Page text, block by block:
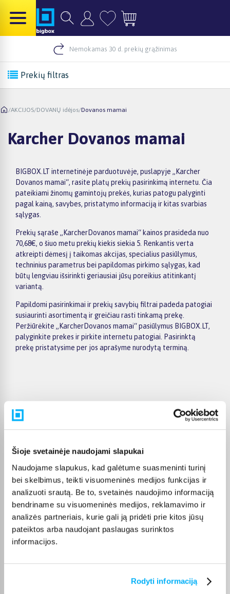
Šioje svetainėje naudojami slapukai
Naudojame slapukus, kad galėtume suasmeninti turinį
bei skelbimus, teikti visuomeninės medijos funkcijas ir
analizuoti srautą. Be to, svetainės naudojimo informaciją
bendriname su visuomeninės medijos, reklamavimo ir
analizės partneriais, kurie gali ją pridėti prie kitos jūsų
pateiktos arba naudojant paslaugas surinktos
informacijos.
Rodyti informaciją
Nemokamas 30 d. prekių grąžinimas
Prekių filtras
/AKCIJOS/DOVANŲ idėjos/Dovanos mamai
Karcher Dovanos mamai
BIGBOX.LT internetinėje parduotuvėje, puslapyje „Karcher
Dovanos mamai“, rasite platų prekių pasirinkimą internetu. Čia
pateikiami žinomų gamintojų prekės, kurias patogu palyginti
pagal kainą, savybes, pristatymo informaciją ir kitas svarbias
sąlygas.
Prekių sąraše „KarcherDovanos mamai“ kainos prasideda nuo
70,68€, o šiuo metu prekių kiekis siekia 5. Renkantis verta
atkreipti dėmesį į taikomas akcijas, specialius pasiūlymus,
techninius parametrus bei papildomas pirkimo sąlygas, kad
būtų lengviau išsirinkti geriausiai jūsų poreikius atitinkantį
variantą.
Papildomi pasirinkimai ir prekių savybių filtrai padeda patogiai
susiaurinti asortimentą ir greičiau rasti tinkamą prekę.
Peržiūrėkite „KarcherDovanos mamai“ pasiūlymus BIGBOX.LT,
palyginkite prekes ir pirkite internetu patogiai. Pasirinktą
prekę pristatysime per jos aprašyme nurodytą terminą.
Pirkėjų atsiliepimai apie prekes
Patvirtintas pirkėjas
Mano patys mėgstamiausi kvepalai. Perku juos daug metų. Ačiū
Danutė G.
Patvirtintas pirkėjas
Puiki dovana darbui ir pramogai 🙂 Ačiū
Never knew that I had so much dust in the carpet. Enough battery to